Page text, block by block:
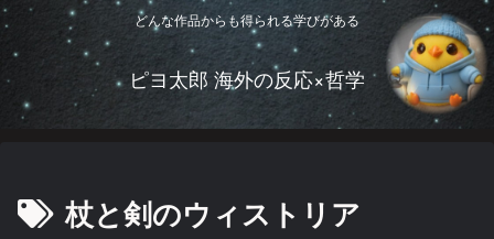
どんな作品からも得られる学びがある
ピヨ太郎 海外の反応×哲学
杖と剣のウィストリア